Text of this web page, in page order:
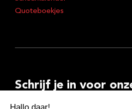
Quoteboekjes
Schrijf je in voor